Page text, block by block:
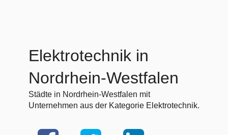
Elektrotechnik in
Nordrhein-Westfalen
Städte in Nordrhein-Westfalen mit
Unternehmen aus der Kategorie Elektrotechnik.